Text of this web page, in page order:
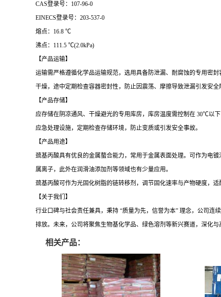
CAS登录号：107-96-0
EINECS登录号：203-537-0
熔点：16.8 ℃
沸点：111.5 ℃(2.0kPa)
【产品运输】
运输需严格遵循化学品运输规范，选用具备防泄漏、耐腐蚀的专用密
干燥，途中定期检查容器密封性，防止因震荡、摩擦导致泄漏引发安全
【产品存储】
应存储在阴凉通风、干燥避光的专用库房，库房温度需控制在 30℃以下
应急处理设施，定期检查存储环境，防止变质或引发安全事故。
【产品用途】
巯基丙酸具有优良的金属螯合能力，常用于金属表面处理。可作为电
属离子，此外在润滑油添加剂等领域也有少量应用。
巯基丙酸可作为光固化树脂的链转移剂，调节固化速率与产物硬度，适
【关于我们】
行业口碑与社会责任兼具， 秉持 “质量为先，信誉为本” 理念，公司连
排放。未来，公司将聚焦生物基化学品、绿色溶剂等新兴赛道，深化
相关产品：